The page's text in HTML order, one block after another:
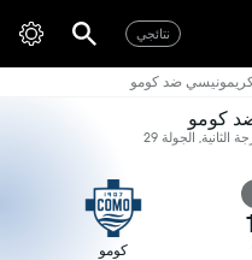
نتائجي
ضد كومو
كومو
الثانية, الجولة 29
1
كومو